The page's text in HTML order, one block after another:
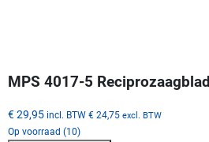
MPS 4017-5 Reciprozaagblad
€ 29,95 incl. BTW € 24,75 excl. BTW
Op voorraad (10)